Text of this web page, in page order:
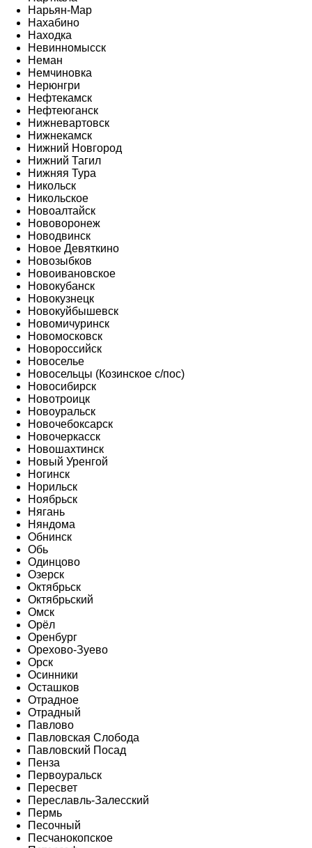
Нарьян-Мар
Нахабино
Находка
Невинномысск
Неман
Немчиновка
Нерюнгри
Нефтекамск
Нефтеюганск
Нижневартовск
Нижнекамск
Нижний Новгород
Нижний Тагил
Нижняя Тура
Никольск
Никольское
Новоалтайск
Нововоронеж
Новодвинск
Новое Девяткино
Новозыбков
Новоивановское
Новокубанск
Новокузнецк
Новокуйбышевск
Новомичуринск
Новомосковск
Новороссийск
Новоселье
Новосельцы (Козинское с/пос)
Новосибирск
Новотроицк
Новоуральск
Новочебоксарск
Новочеркасск
Новошахтинск
Новый Уренгой
Ногинск
Норильск
Ноябрьск
Нягань
Няндома
Обнинск
Обь
Одинцово
Озерск
Октябрьск
Октябрьский
Омск
Орёл
Оренбург
Орехово-Зуево
Орск
Осинники
Осташков
Отрадное
Отрадный
Павлово
Павловская Слобода
Павловский Посад
Пенза
Первоуральск
Пересвет
Переславль-Залесский
Пермь
Песочный
Песчанокопское